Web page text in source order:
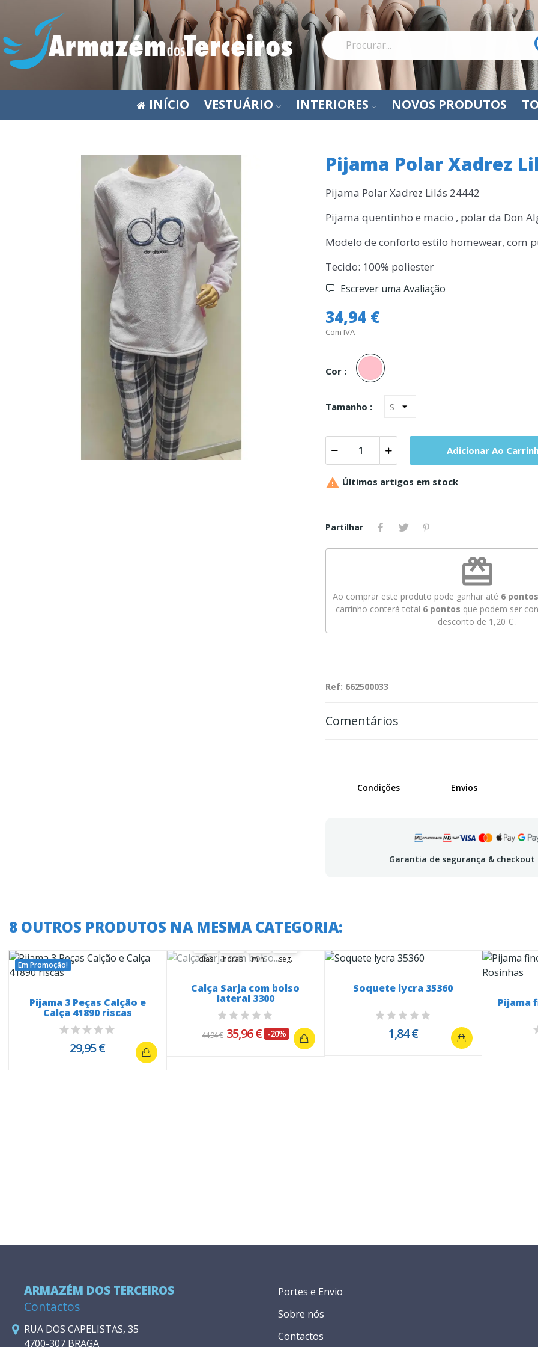
INÍCIO VESTUÁRIO INTERIORES NOVOS PRODUTOS
Pijama Polar Xadrez
Pijama Polar Xadrez Lilás 24442
Pijama quentinho e macio , polar da Don
Modelo de conforto estilo homewear, com
Tecido: 100% poliester
Escrever uma Avaliação
34,94 €
Com IVA
Cor :
Rosa
Tamanho :
Adicionar Ao
 Últimos artigos em stock
Partilhar
redeem
Ao comprar este produto pode ganhar até 6
carrinho conterá total 6pontos que podem ser
desconto de 1,20 € .
Ref: 662500033
Comentários
Condições Envios
Garantia de segurança & checkout
8 OUTROS PRODUTOS NA MESMA CATEGORIA:
Em Promoção!
Pijama 3 Peças Calção e
Calça 41890 riscas
29,95 €
37
37
00
dias
15
15
00
horas
12
12
00
min.
40
41
seg.
Calça Sarja com bolso
lateral 3300
44,94 € 35,96 € -20%
Soquete lycra 35360
1,84 €
Pijama
ARMAZÉM DOS TERCEIROS
Contactos
RUA DOS CAPELISTAS, 35
4700-307 BRAGA
Portes e Envio
Sobre nós
Contactos